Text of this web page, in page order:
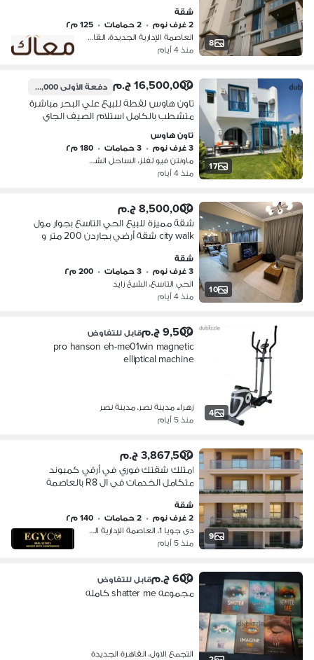
8
التفاصيل بسرعه
شقة
2 غرف نوم
• 2 حمامات • 125 م٢
العاصمة الإدارية الجديدة، القاهرة
منذ 4 أيام
17
16,500,000 ج.م دفعة الأولى8,500,000 ج.م
تاون هاوس لقطة للبيع علي البحر مباشرة
متشطب بالكامل استلام الصيف الجاي
بالساحل الشمالي
تاون هاوس
3 غرف نوم
• 3 حمامات • 180 م٢
ماونتن فيو لفلز، الساحل الشمالي
منذ 4 أيام
10
8,500,000 ج.م
شقة مميزة للبيع الحي التاسع بجوار مول
city walk ‏شقة أرضي بجاردن 200 متر و
شقة
3 غرف نوم
• 3 حمامات • 200 م٢
الحي التاسع، الشيخ زايد
منذ 4 أيام
4
9,500 ج.م قابل للتفاوض
pro hanson eh-me01win magnetic
elliptical machine
زهراء مدينة نصر، مدينة نصر
منذ 5 أيام
9
3,867,500 ج.م
امتلك شقتك فوري في أرقي كمبوند
متكامل الخدمات في ال R8 بالعاصمة
لفترة محدوده
شقة
2 غرف نوم
• 2 حمامات • 140 م٢
دى جويا 1، العاصمة الإدارية الجديدة
منذ 5 أيام
600 ج.م قابل للتفاوض
مجموعه shatter me كامله
التجمع الاول، القاهرة الجديدة